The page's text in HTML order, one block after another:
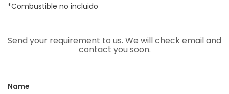
*Combustible no incluido
Send your requirement to us. We will check email and
contact you soon.
Name